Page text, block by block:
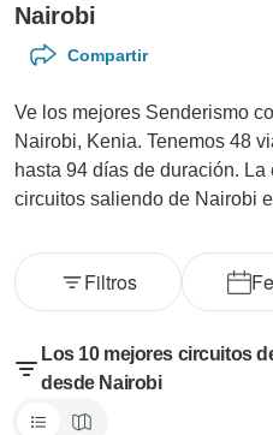
Nairobi
Compartir
Ve los mejores Senderismo
Nairobi, Kenia. Tenemos 48
hasta 94 días de duración.
circuitos saliendo de Nairobi
Filtros
Los 10 mejores circuitos
desde Nairobi